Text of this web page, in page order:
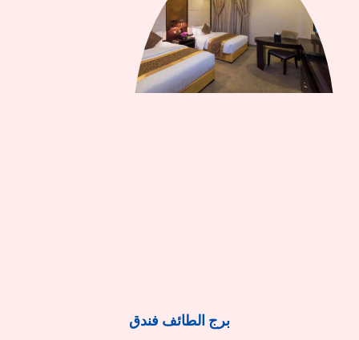
برج الطائف فندق